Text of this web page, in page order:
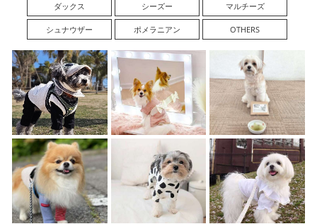
ダックス シーズー マルチーズ
シュナウザー ポメラニアン OTHERS